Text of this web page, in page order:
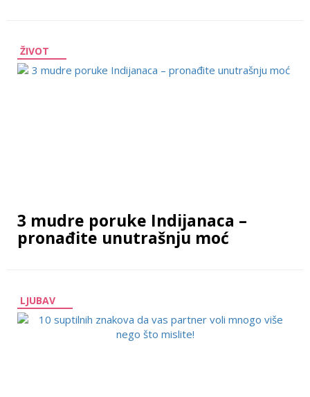
ŽIVOT
3 mudre poruke Indijanaca –
pronađite unutrašnju moć
LJUBAV